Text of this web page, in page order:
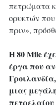
πετρώματα
ορυκτών
πριν»,
Η 80 Mile
έργα που
μιας